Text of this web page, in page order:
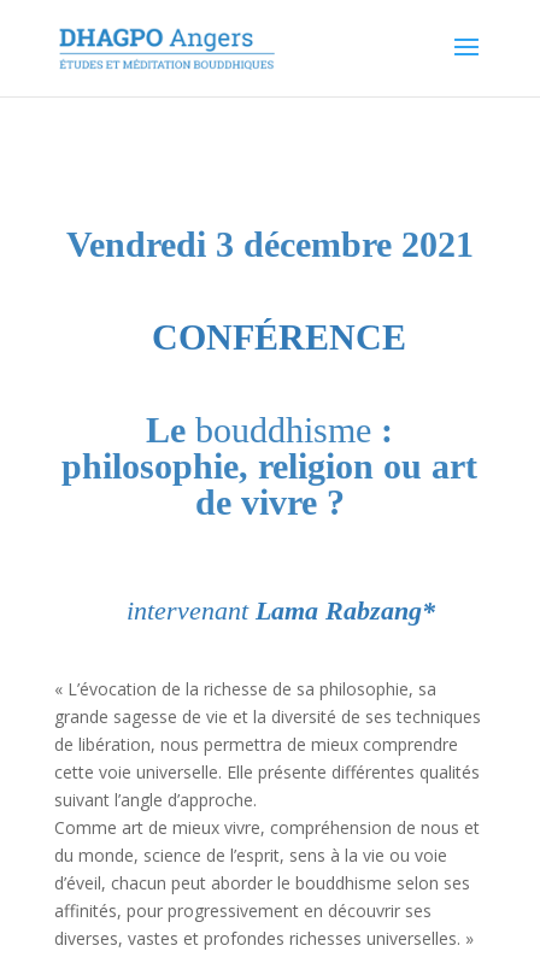
Vendredi 3 décembre 2021
CONFÉRENCE
Le bouddhisme :
philosophie, religion ou art
de vivre ?
intervenantLama Rabzang*
« L’évocation de la richesse de sa philosophie, sa
grande sagesse de vie et la diversité de ses techniques
de libération, nous permettra de mieux comprendre
cette voie universelle. Elle présente différentes qualités
suivant l’angle d’approche.
Comme art de mieux vivre, compréhension de nous et
du monde, science de l’esprit, sens à la vie ou voie
d’éveil, chacun peut aborder le bouddhisme selon ses
affinités, pour progressivement en découvrir ses
diverses, vastes et profondes richesses universelles. »